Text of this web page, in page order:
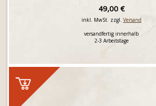
49,00 €
inkl. MwSt. zzgl. Versand
versandfertig innerhalb
2-3 Arbeitstage